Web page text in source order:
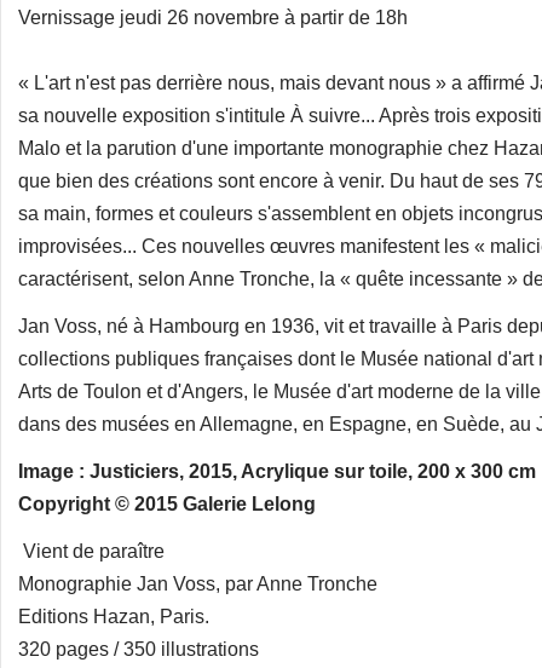
Vernissage jeudi 26 novembre à partir de 18h
« L'art n'est pas derrière nous, mais devant nous » a affirmé
sa nouvelle exposition s'intitule À suivre... Après trois
Malo et la parution d'une importante monographie chez
que bien des créations sont encore à venir. Du haut de ses
sa main, formes et couleurs s'assemblent en objets
improvisées... Ces nouvelles œuvres manifestent les «
caractérisent, selon Anne Tronche, la « quête incessante »
Jan Voss, né à Hambourg en 1936, vit et travaille à Paris
collections publiques françaises dont le Musée national
Arts de Toulon et d'Angers, le Musée d'art moderne de la
dans des musées en Allemagne, en Espagne, en Suède, au
Image : Justiciers, 2015, Acrylique sur toile, 200 x 300 cm
Copyright © 2015 Galerie Lelong
Vient de paraître
Monographie Jan Voss, par Anne Tronche
Editions Hazan, Paris.
320 pages / 350 illustrations